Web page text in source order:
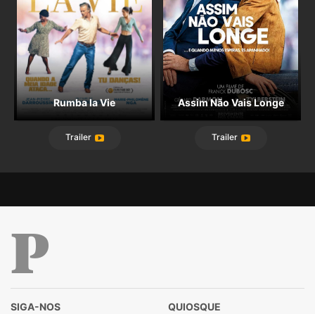
Rumba la Vie
Trailer
Assim Não Vais Longe
Trailer
SIGA-NOS
QUIOSQUE